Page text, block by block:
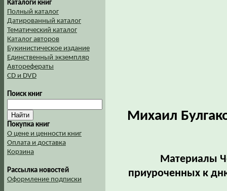
Каталоги книг
Полный каталог
Датированный каталог
Тематический каталог
Каталог авторов
Букинистическое издание
Единственный экземпляр
Авторефераты
CD и DVD
Поиск книг
Покупка книг
О цене и ценности книг
Оплата и доставка
Корзина
Рассылка новостей
Оформление подписки
Михаил
Материалы
приуроченных к